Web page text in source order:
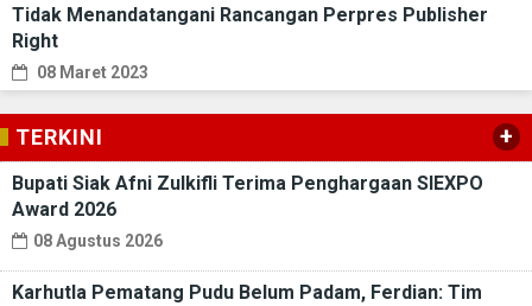
Tidak Menandatangani Rancangan Perpres Publisher
Right
08 Maret 2023
TERKINI +
Bupati Siak Afni Zulkifli Terima Penghargaan SIEXPO
Award 2026
08 Agustus 2026
Karhutla Pematang Pudu Belum Padam, Ferdian: Tim